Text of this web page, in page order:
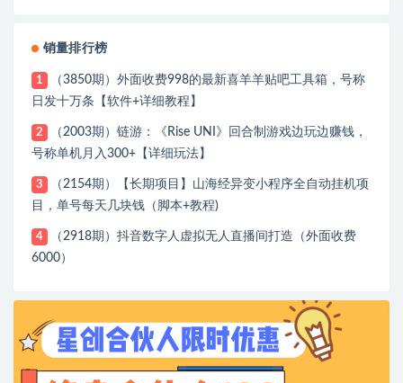
销量排行榜
1
（3850期）外面收费998的最新喜羊羊贴吧工具箱，号称
日发十万条【软件+详细教程】
2
（2003期）链游：《Rise UNI》回合制游戏边玩边赚钱，
号称单机月入300+【详细玩法】
3
（2154期）【长期项目】山海经异变小程序全自动挂机项
目，单号每天几块钱（脚本+教程)
4
（2918期）抖音数字人虚拟无人直播间打造（外面收费
6000）